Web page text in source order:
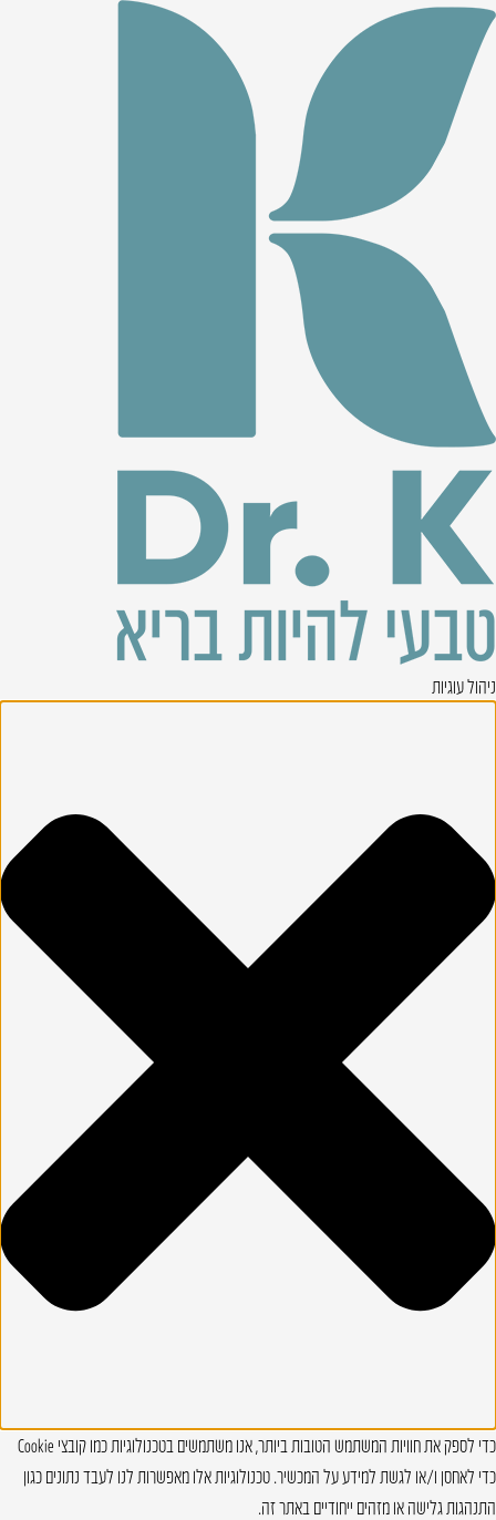
ניהול עוגיות
כדי לספק את חוויות המשתמש הטובות ביותר, אנו משתמשים בטכנולוגיות כמו קובצי Cookie
כדי לאחסן ו/או לגשת למידע על המכשיר. טכנולוגיות אלו מאפשרות לנו לעבד נתונים כגון
התנהגות גלישה או מזהים ייחודיים באתר זה.